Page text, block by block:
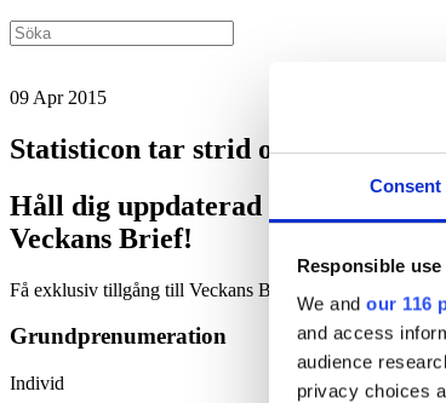
Consent
Responsible
We and our 116
and access
audience
privacy choices
09 Apr 2015
Statisticon tar strid om SCB-
Håll dig uppdaterad med
Veckans Brief!
Få exklusiv tillgång till Veckans Brief, den essentiella
Grundprenumeration
Individ